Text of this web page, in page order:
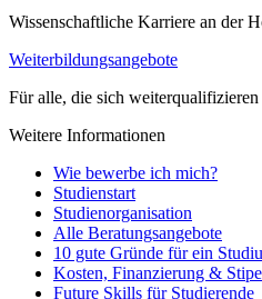
Wissenschaftliche Karriere an der
Weiterbildungsangebote
Für alle, die sich weiterqualifizieren
Weitere Informationen
Wie bewerbe ich mich?
Studienstart
Studienorganisation
Alle Beratungsangebote
10 gute Gründe für ein
Kosten, Finanzierung &
Future Skills für Studierende